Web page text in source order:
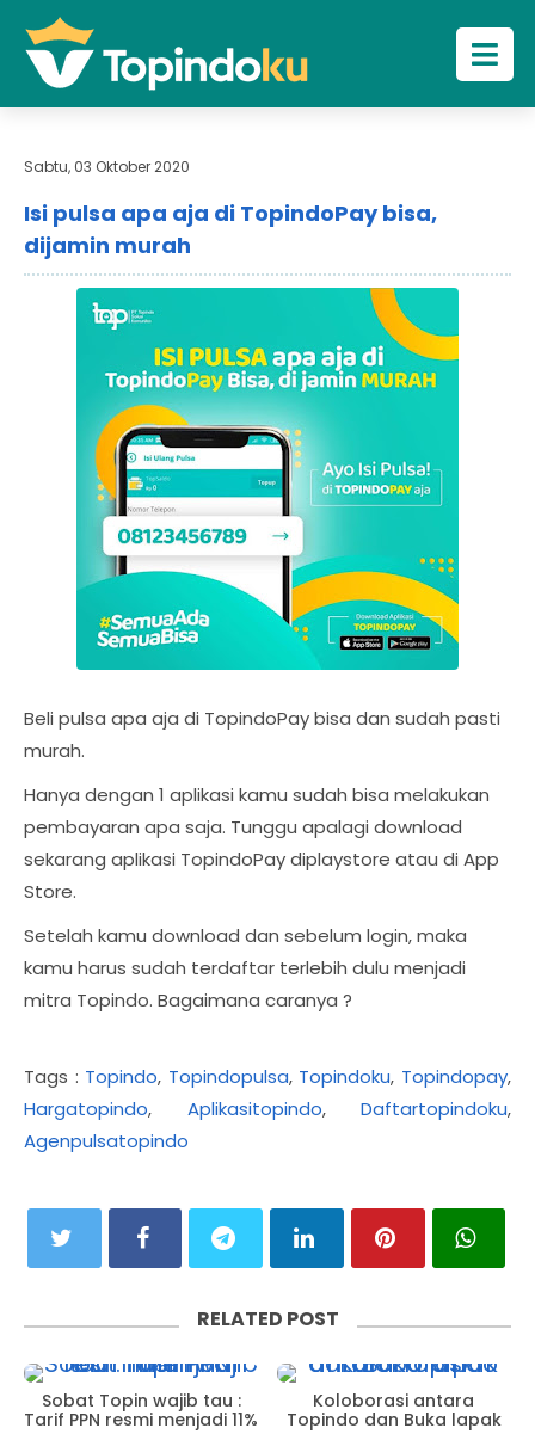
Sabtu, 03 Oktober 2020
Isi pulsa apa aja di TopindoPay bisa,
dijamin murah
Beli pulsa apa aja di TopindoPay bisa dan sudah pasti
murah.
Hanya dengan 1 aplikasi kamu sudah bisa melakukan
pembayaran apa saja. Tunggu apalagi download
sekarang aplikasi TopindoPay diplaystore atau di App
Store.
Setelah kamu download dan sebelum login, maka
kamu harus sudah terdaftar terlebih dulu menjadi
mitra Topindo. Bagaimana caranya ?
Tags : Topindo, Topindopulsa, Topindoku, Topindopay,
Hargatopindo, Aplikasitopindo, Daftartopindoku,
Agenpulsatopindo
RELATED POST
Sobat Topin wajib tau :
Tarif PPN resmi menjadi 11%
Koloborasi antara
Topindo dan Buka lapak